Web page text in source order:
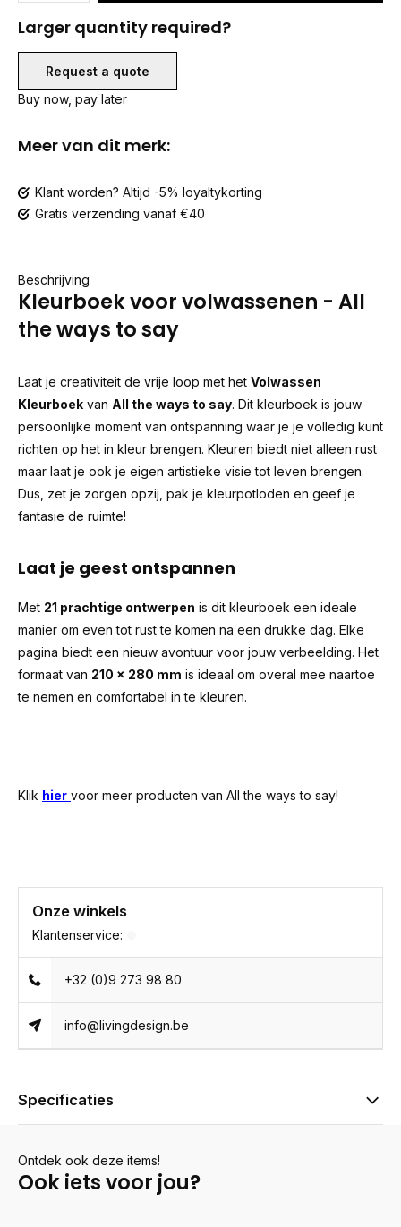
Larger quantity required?
Request a quote
Buy now, pay later
Meer van dit merk:
Klant worden? Altijd -5% loyaltykorting
Gratis verzending vanaf €40
Beschrijving
Kleurboek voor volwassenen - All
the ways to say
Laat je creativiteit de vrije loop met het Volwassen
Kleurboek van All the ways to say. Dit kleurboek is jouw
persoonlijke moment van ontspanning waar je je volledig kunt
richten op het in kleur brengen. Kleuren biedt niet alleen rust
maar laat je ook je eigen artistieke visie tot leven brengen.
Dus, zet je zorgen opzij, pak je kleurpotloden en geef je
fantasie de ruimte!
Laat je geest ontspannen
Met 21 prachtige ontwerpen is dit kleurboek een ideale
manier om even tot rust te komen na een drukke dag. Elke
pagina biedt een nieuw avontuur voor jouw verbeelding. Het
formaat van 210 x 280 mm is ideaal om overal mee naartoe
te nemen en comfortabel in te kleuren.
Klik hier voor meer producten van All the ways to say!
Onze winkels
Klantenservice:
+32 (0)9 273 98 80
info@livingdesign.be
Specificaties
Ontdek ook deze items!
Ook iets voor jou?